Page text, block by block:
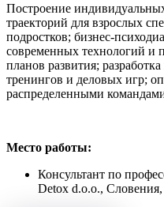
Построение
траекторий для взрослых
подростков; бизнес-
современных технологий и
планов развития;
тренингов и деловых игр;
распределенными
Место работы:
Консультант по
Detox d.o.o.,